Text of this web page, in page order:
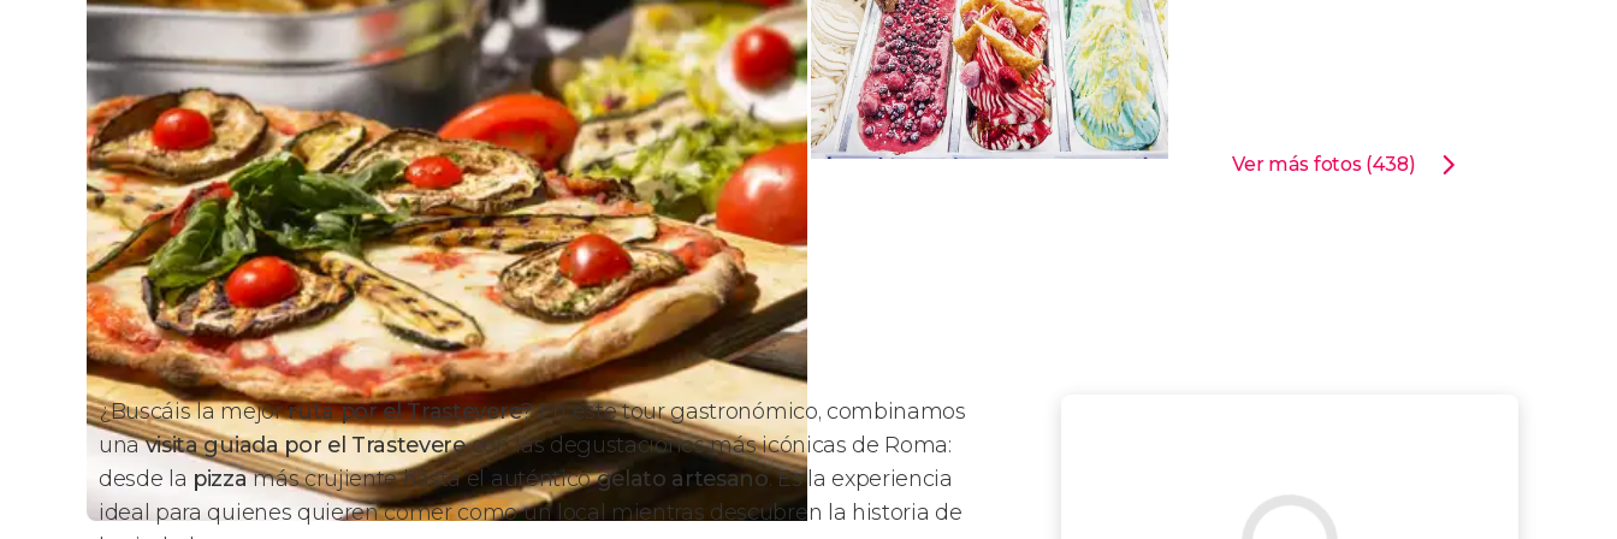
Ver más fotos (438)
¿Buscáis la mejorruta por el Trastevere? En este tour gastronómico, combinamos
unavisita guiada por el Trasteverecon las degustaciones más icónicas de Roma:
desde la pizzamás crujiente hasta el auténticogelato artesano. Es la experiencia
ideal para quienes quieren comer como un local mientras descubren la historia de